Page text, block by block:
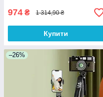
974 ₴ 1 314,90 ₴
Купити
–26%